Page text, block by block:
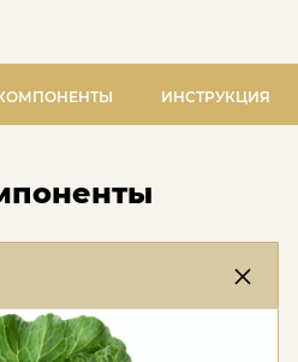
ИНСТРУКЦИЯ